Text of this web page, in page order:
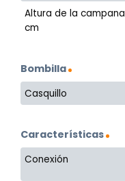
Altura de la
cm
Bombilla
Casquillo
Características
Conexión